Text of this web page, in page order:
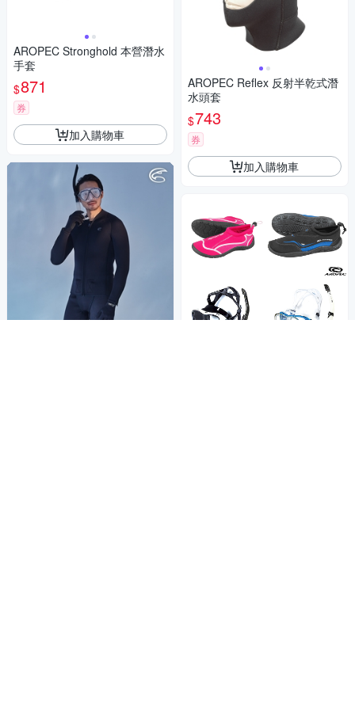
AROPEC Stronghold 本營潛水
手套
$871
券
加入購物車
AROPEC Reflex 反射半乾式潛
水頭套
$743
券
加入購物車